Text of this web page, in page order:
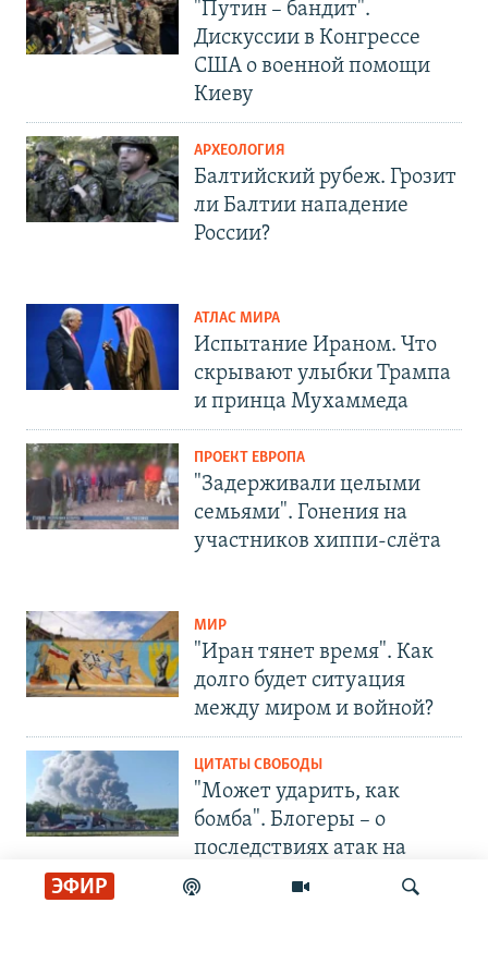
ЭФИР
"Путин – бандит".
Дискуссии в Конгрессе
США о военной помощи
Киеву
АРХЕОЛОГИЯ
Балтийский рубеж. Грозит
ли Балтии нападение
России?
АТЛАС МИРА
Испытание Ираном. Что
скрывают улыбки Трампа
и принца Мухаммеда
ПРОЕКТ ЕВРОПА
"Задерживали целыми
семьями". Гонения на
участников хиппи-слёта
МИР
"Иран тянет время". Как
долго будет ситуация
между миром и войной?
ЦИТАТЫ СВОБОДЫ
"Может ударить, как
бомба". Блогеры – о
последствиях атак на
Wildberries